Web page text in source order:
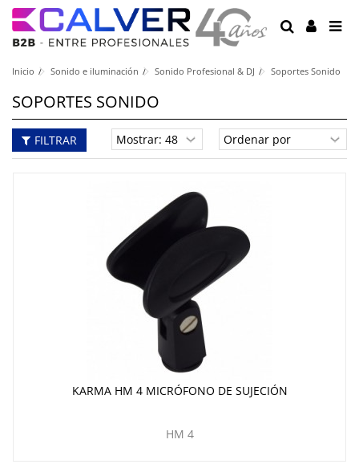
Inicio Sonido e iluminación Sonido Profesional & DJ Soportes Sonido
SOPORTES SONIDO
FILTRAR
KARMA HM 4 MICRÓFONO DE SUJECIÓN
HM 4